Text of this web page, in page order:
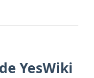
YesWiki